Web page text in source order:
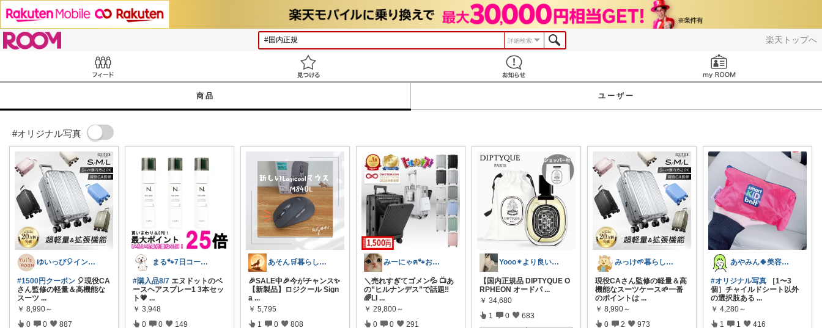
楽天トップへ
詳細検索
商品 ユーザー
#オリジナル写真
ゆいっぴ🎈インテリアとファッション
#1500円クーポン 🎈現役CA
さん監修の軽量＆高機能な
スーツ ...
￥ 8,990～
0 0 887
まる🐾7日コーデUP♡いつも感謝✽
#購入品8/7 エヌドットのベ
ースヘアスプレー1 3本セッ
ト💗 ...
￥ 3,948
0 0 149
あそん🛒暮らしに彩りを✨️
🎉SALE中🎉今がチャンス✨
【新製品】ロジクール Sign
a ...
￥ 5,795
1 0 808
みーにゃฅ🐾お役立ちになれれば😊
＼売れすぎてゴメン💦 📺あ
の”ヒルナンデス”で話題‼
🌈LI ...
￥ 29,800～
0 0 291
Yooo✴︎より良い暮らし✴︎
【国内正規品 DIPTYQUE O
RPHEON オードパ ...
￥ 34,680
1 0 683
みっけ🌱暮らしとファッション
現役CAさん監修の軽量＆高
機能なスーツケース🌱一番
のポイントは ...
￥ 8,990～
0 2 973
あやみん🍀美容×健康×子ども
#オリジナル写真 ［1〜3
個］チャイルドシート以外
の選択肢ある ...
￥ 4,280～
1 1 416